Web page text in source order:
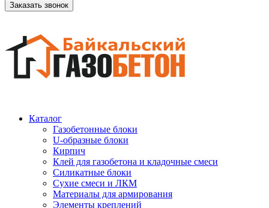
Заказать звонок
Каталог
Газобетонные блоки
U-образные блоки
Кирпич
Клей для газобетона и кладочные смеси
Силикатные блоки
Сухие смеси и ЛКМ
Материалы для армирования
Элементы креплений